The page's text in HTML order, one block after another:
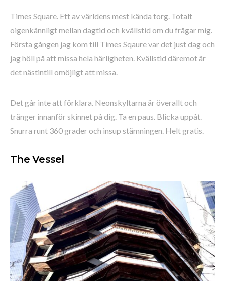
Times Square. Ett av världens mest kända torg. Totalt
oigenkännligt mellan dagtid och kvällstid om du frågar mig.
Första gången jag kom till Times Sqaure var det just dag och
jag höll på att missa hela härligheten. Kvällstid däremot är
det nästintill omöjligt att missa.
Det går inte att förklara. Neonskyltarna är överallt och
tränger innanför skinnet på dig. Ta en paus. Blicka uppåt.
Snurra runt 360 grader och insup stämningen. Helt gratis.
The Vessel